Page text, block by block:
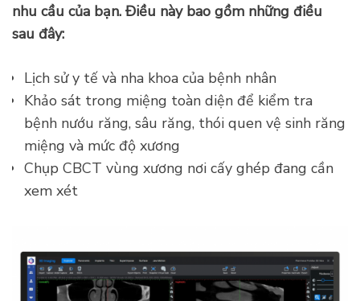
nhu cầu của bạn. Điều này bao gồm những điều
sau đây:
Lịch sử y tế và nha khoa của bệnh nhân
Khảo sát trong miệng toàn diện để kiểm tra
bệnh nướu răng, sâu răng, thói quen vệ sinh răng
miệng và mức độ xương
Chụp CBCT vùng xương nơi cấy ghép đang cần
xem xét